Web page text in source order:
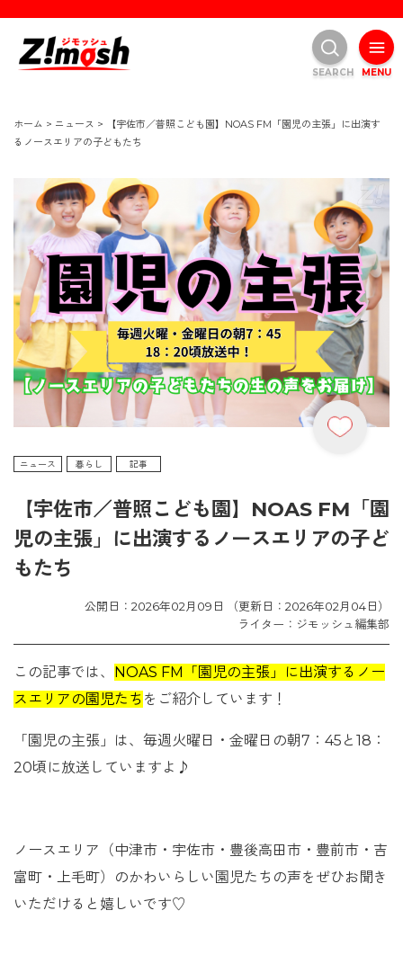
ホーム > ニュース >
【宇佐市／普照こども園】NOAS FM「園児の主張」に出演す
るノースエリアの子どもたち
ニュース 暮らし 記事
【宇佐市／普照こども園】NOAS FM「園
児の主張」に出演するノースエリアの子ど
もたち
公開日：2026年02月09日 （更新日：2026年02月04日）
ライター：ジモッシュ編集部
この記事では、
NOAS FM「園児の主張」に出演するノー
スエリアの園児たち をご紹介しています！
「園児の主張」は、毎週火曜日・金曜日の朝7：45と18：
20頃に放送していますよ♪
ノースエリア（中津市・宇佐市・豊後高田市・豊前市・吉
富町・上毛町）のかわいらしい園児たちの声をぜひお聞き
いただけると嬉しいです♡
MENU
SEARCH